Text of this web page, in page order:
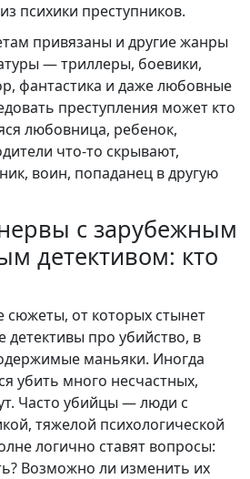
психики преступников.
привязаны и другие жанры
— триллеры, боевики,
фантастика и даже любовные
преступления может кто
любовница, ребенок,
что-то скрывают,
воин, попаданец в другую
с зарубежным
детективом: кто
от которых стынет
про убийство, в
маньяки. Иногда
убить много несчастных,
Часто убийцы — люди с
тяжелой психологической
логично ставят вопросы:
Возможно ли изменить их